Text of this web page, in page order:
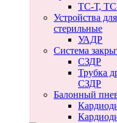
ТС-Т,
Устройства
стерильные
УАДР
Система
СЗДР
Трубка
СЗДР
Балонный